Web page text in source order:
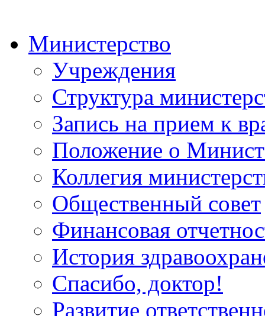
Министерство
Учреждения
Структура
Запись на прием к
Положение о
Коллегия
Общественный совет
Финансовая
История
Спасибо, доктор!
Развитие